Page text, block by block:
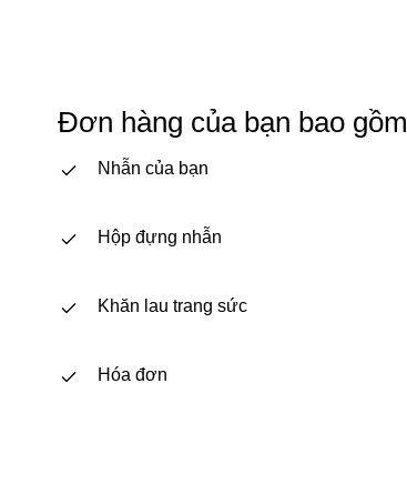
Đơn hàng của bạn bao gồm
Nhẫn của bạn
Hộp đựng nhẫn
Khăn lau trang sức
Hóa đơn